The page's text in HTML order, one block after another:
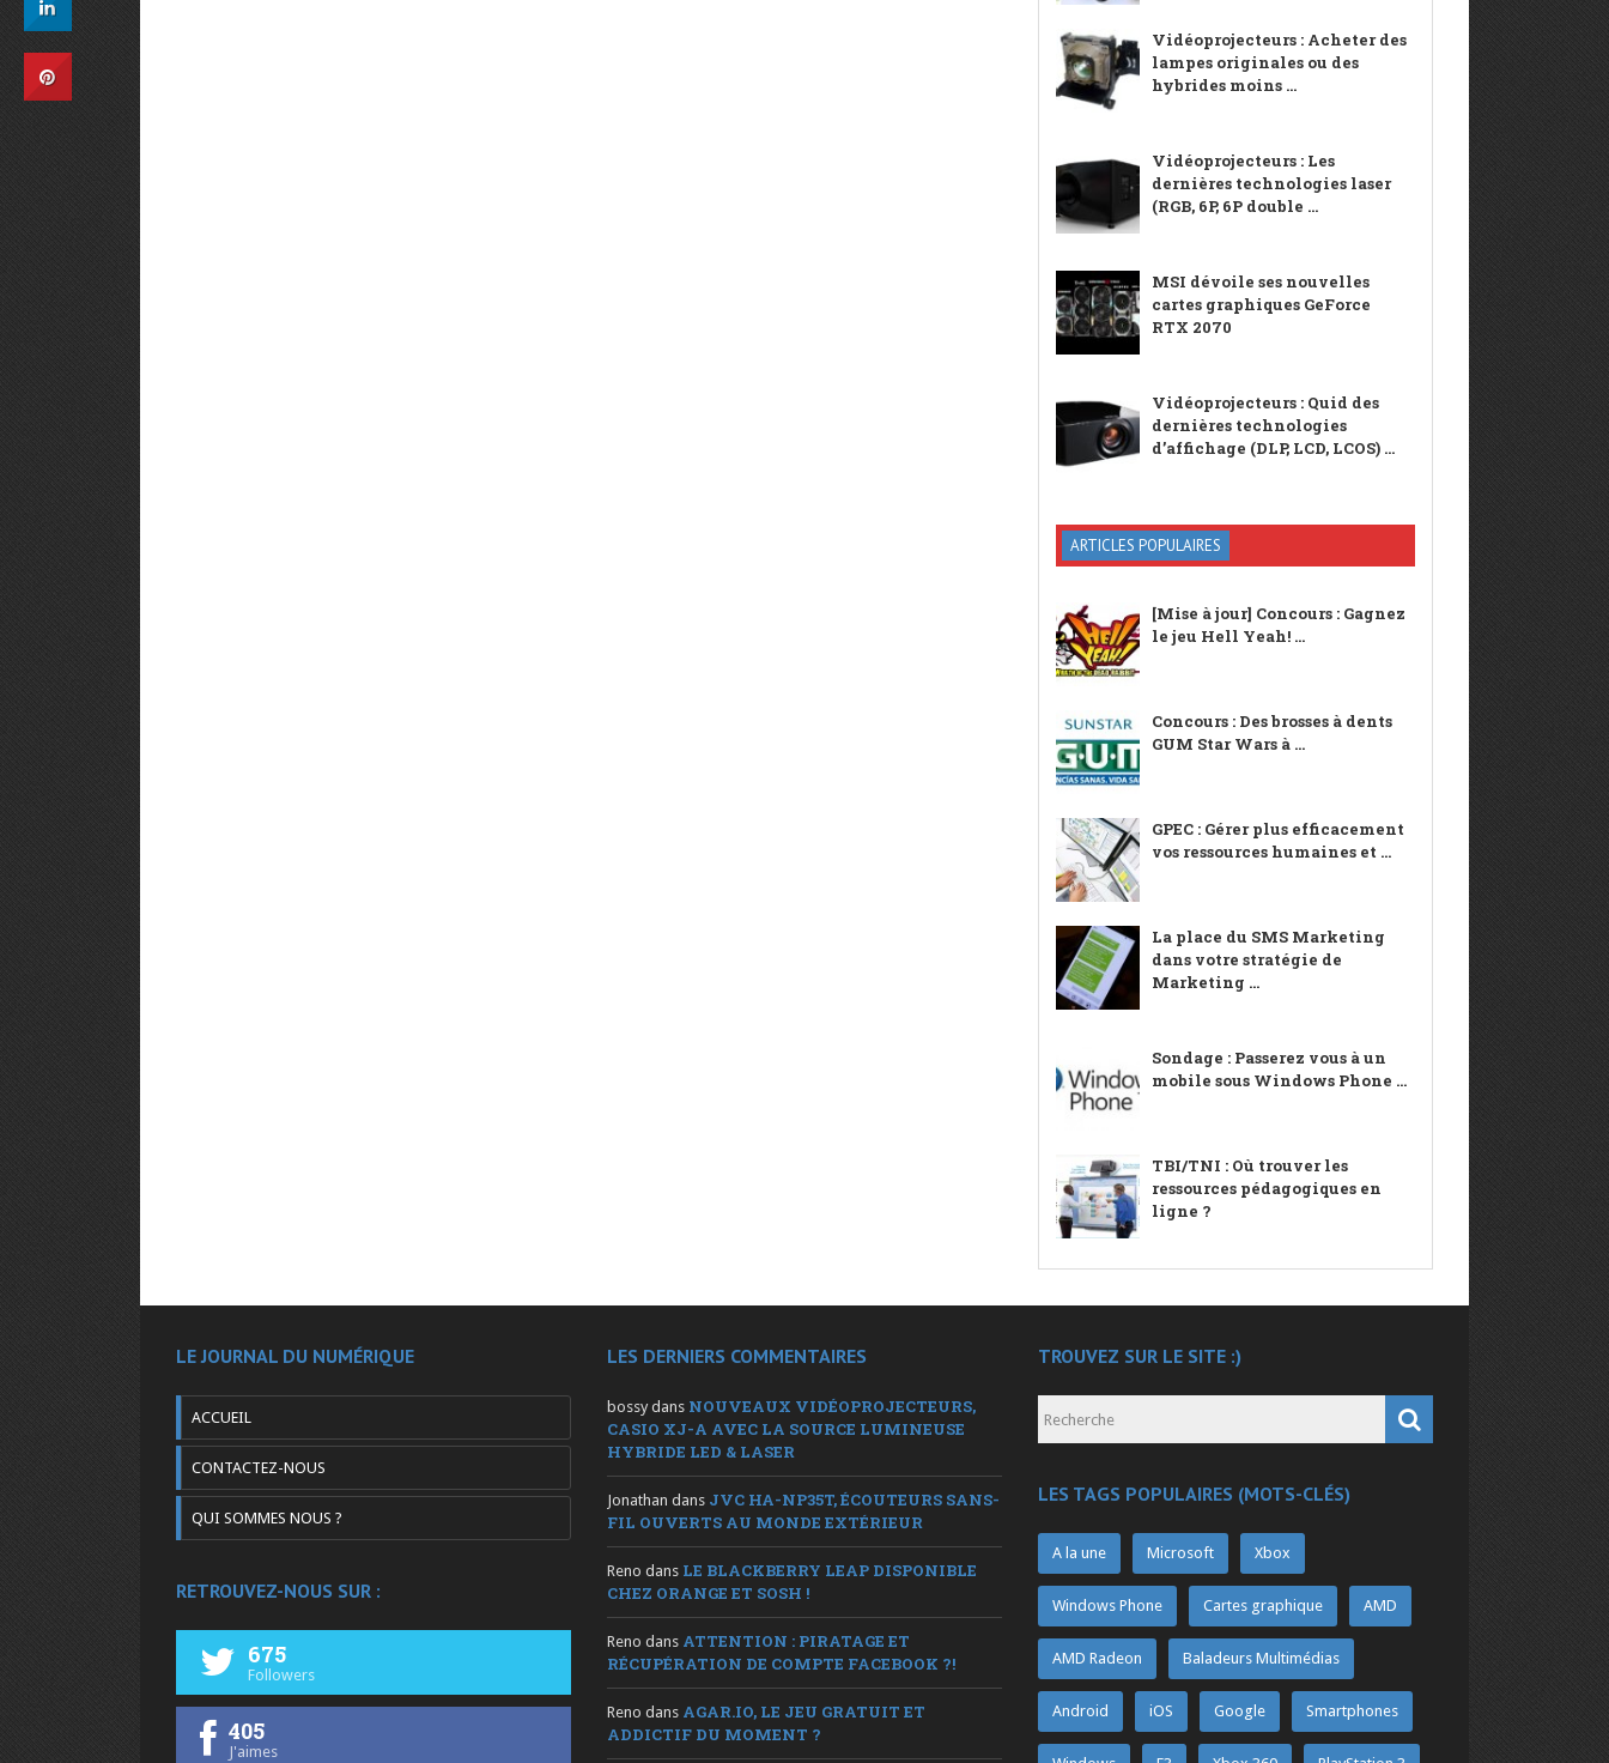
Vidéoprojecteurs : Acheter des
lampes originales ou des
hybrides moins ...
Vidéoprojecteurs : Les
dernières technologies laser
(RGB, 6P, 6P double ...
MSI dévoile ses nouvelles
cartes graphiques GeForce
RTX 2070
Vidéoprojecteurs : Quid des
dernières technologies
d’affichage (DLP, LCD, LCOS) ...
ARTICLES POPULAIRES
[Mise à jour] Concours : Gagnez
le jeu Hell Yeah! ...
Concours : Des brosses à dents
GUM Star Wars à ...
GPEC : Gérer plus efficacement
vos ressources humaines et ...
La place du SMS Marketing
dans votre stratégie de
Marketing ...
Sondage : Passerez vous à un
mobile sous Windows Phone ...
TBI/TNI : Où trouver les
ressources pédagogiques en
ligne ?
LE JOURNAL DU NUMÉRIQUE
ACCUEIL
CONTACTEZ-NOUS
QUI SOMMES NOUS ?
RETROUVEZ-NOUS SUR :
675
Followers
405
J'aimes
LES DERNIERS COMMENTAIRES
bossy dans NOUVEAUX VIDÉOPROJECTEURS,
CASIO XJ-A AVEC LA SOURCE LUMINEUSE
HYBRIDE LED & LASER
Jonathan dans JVC HA-NP35T, ÉCOUTEURS SANS-
FIL OUVERTS AU MONDE EXTÉRIEUR
Reno dans LE BLACKBERRY LEAP DISPONIBLE
CHEZ ORANGE ET SOSH !
Reno dans ATTENTION : PIRATAGE ET
RÉCUPÉRATION DE COMPTE FACEBOOK ?!
Reno dans AGAR.IO, LE JEU GRATUIT ET
ADDICTIF DU MOMENT ?
TROUVEZ SUR LE SITE :)
LES TAGS POPULAIRES (MOTS-CLÉS)
A la une Microsoft Xbox
Windows Phone Cartes graphique AMD
AMD Radeon Baladeurs Multimédias
Android iOS Google Smartphones